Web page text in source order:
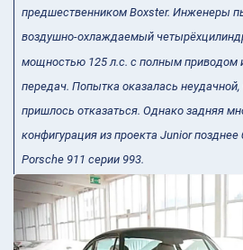
предшественником Boxster. Инженеры
воздушно-охлаждаемый
мощностью 125 л.с. с полным приводом
передач. Попытка оказалась неудачной,
пришлось отказаться. Однако задняя
конфигурация из проекта Junior
Porsche 911 серии 993.